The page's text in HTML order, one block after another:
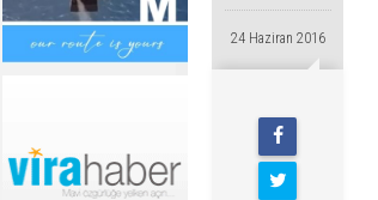
24 Haziran 2016